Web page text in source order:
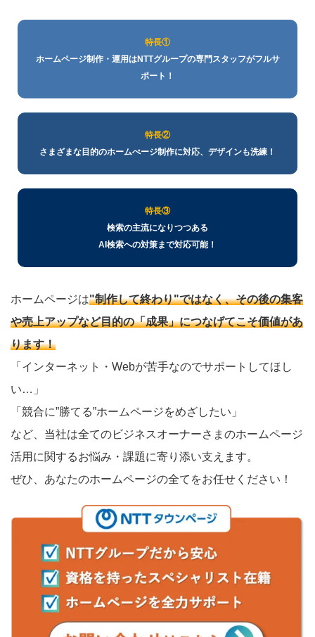
特長①
ホームページ制作・運用はNTTグループの専門スタッフがフルサ
ポート！
特長②
さまざまな目的のホームぺージ制作に対応、デザインも洗練！
特長③
検索の主流になりつつある
AI検索への対策まで対応可能！
ホームページは"制作して終わり"ではなく、その後の集客
や売上アップなど目的の「成果」につなげてこそ価値があ
ります！
「インターネット・Webが苦手なのでサポートしてほし
い…」
「競合に”勝てる”ホームページをめざしたい」
など、当社は全てのビジネスオーナーさまのホームページ
活用に関するお悩み・課題に寄り添い支えます。
ぜひ、あなたのホームページの全てをお任せください！